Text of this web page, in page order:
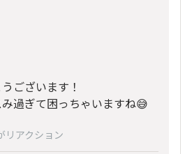
ございます！
過ぎて困っちゃいますね😅
リアクション